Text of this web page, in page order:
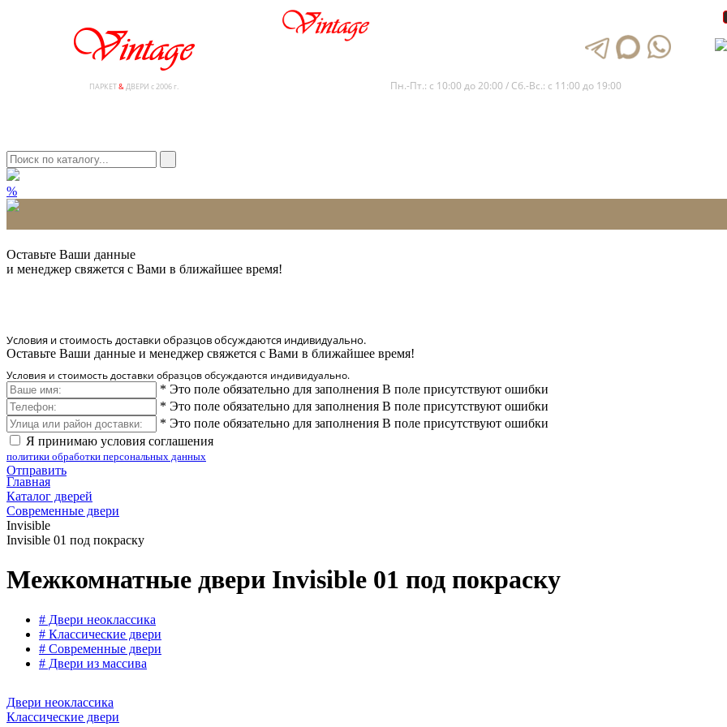
ПАРКЕТ&ДВЕРИ с 2006 г. Пн.-Пт.: с 10:00 до 20:00 / Сб.-Вс.: с 11:00 до 19:00
%
Оставьте Ваши данные
и менеджер свяжется с Вами в ближайшее время!
Условия и стоимость доставки образцов обсуждаются индивидуально.
Оставьте Ваши данные и менеджер свяжется с Вами в ближайшее время!
Условия и стоимость доставки образцов обсуждаются индивидуально.
* Это поле обязательно для заполнения В поле присутствуют ошибки
* Это поле обязательно для заполнения В поле присутствуют ошибки
* Это поле обязательно для заполнения В поле присутствуют ошибки
Я принимаю условия соглашения
политики обработки персональных данных
Отправить
Главная
Каталог дверей
Современные двери
Invisible
Invisible 01 под покраску
Межкомнатные двери Invisible 01 под покраску
# Двери неоклассика
# Классические двери
# Современные двери
# Двери из массива
Двери неоклассика
Классические двери